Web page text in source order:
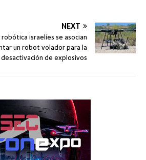
NEXT
israelíes se asocian
un robot volador para la
desactivación de explosivos